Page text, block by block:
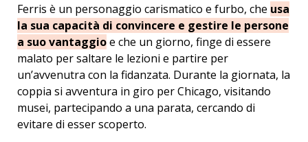
Ferris è un personaggio carismatico e furbo, che usa
la sua capacità di convincere e gestire le persone
a suo vantaggioe che un giorno, finge di essere
malato per saltare le lezioni e partire per
un’avvenutra con la fidanzata. Durante la giornata, la
coppia si avventura in giro per Chicago, visitando
musei, partecipando a una parata, cercando di
evitare di esser scoperto.